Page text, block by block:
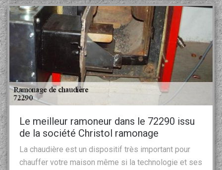
Le meilleur ramoneur dans le 72290 issu
de la société Christol ramonage
La chaudière est un dispositif très important pour
chauffer votre maison même si la technologie et ses